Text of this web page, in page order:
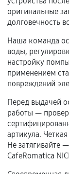
срока.
Если
Гарантия
соблюдены
оригинальные
долговечность
Наша команда
воды,
настройку
применением
повреждений
Перед выдачей
работы —
артикула.
Не затягивайте
CafeRomatica